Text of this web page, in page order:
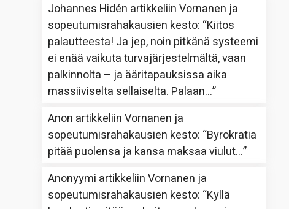
Johannes Hidén artikkeliinVornanen ja
sopeutumisrahakausien kesto: “Kiitos
palautteesta! Ja jep, noin pitkänä systeemi
ei enää vaikuta turvajärjestelmältä, vaan
palkinnolta – ja ääritapauksissa aika
massiiviselta sellaiselta. Palaan…”
Anon artikkeliinVornanen ja
sopeutumisrahakausien kesto: “Byrokratia
pitää puolensa ja kansa maksaa viulut…”
Anonyymi artikkeliinVornanen ja
sopeutumisrahakausien kesto: “Kyllä